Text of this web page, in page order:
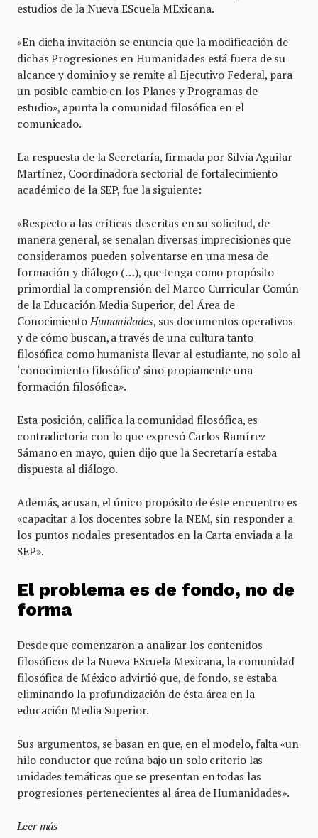
estudios de la Nueva EScuela MExicana.
«En dicha invitación se enuncia que la modificación de
dichas Progresiones en Humanidades está fuera de su
alcance y dominio y se remite al Ejecutivo Federal, para
un posible cambio en los Planes y Programas de
estudio», apunta la comunidad filosófica en el
comunicado.
La respuesta de la Secretaría, firmada por Silvia Aguilar
Martínez, Coordinadora sectorial de fortalecimiento
académico de la SEP, fue la siguiente:
«Respecto a las críticas descritas en su solicitud, de
manera general, se señalan diversas imprecisiones que
consideramos pueden solventarse en una mesa de
formación y diálogo (…), que tenga como propósito
primordial la comprensión del Marco Curricular Común
de la Educación Media Superior, del Área de
Conocimiento Humanidades, sus documentos operativos
y de cómo buscan, a través de una cultura tanto
filosófica como humanista llevar al estudiante, no solo al
‘conocimiento filosófico’ sino propiamente una
formación filosófica».
Esta posición, califica la comunidad filosófica, es
contradictoria con lo que expresó Carlos Ramírez
Sámano en mayo, quien dijo que la Secretaría estaba
dispuesta al diálogo.
Además, acusan, el único propósito de éste encuentro es
«capacitar a los docentes sobre la NEM, sin responder a
los puntos nodales presentados en la Carta enviada a la
SEP».
El problema es de fondo, no de
forma
Desde que comenzaron a analizar los contenidos
filosóficos de la Nueva EScuela Mexicana, la comunidad
filosófica de México advirtió que, de fondo, se estaba
eliminando la profundización de ésta área en la
educación Media Superior.
Sus argumentos, se basan en que, en el modelo, falta «un
hilo conductor que reúna bajo un solo criterio las
unidades temáticas que se presentan en todas las
progresiones pertenecientes al área de Humanidades».
Leer más